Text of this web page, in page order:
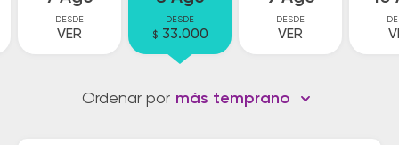
DESDE
VER
DESDE
$ 33.000
DESDE
VER
Ordenar por más temprano